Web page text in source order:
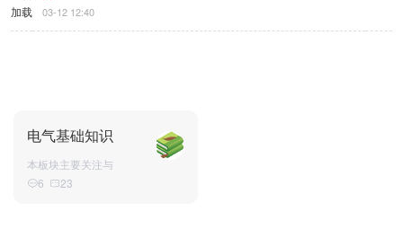
加载
03-12 12:40
电气基础知识
本板块主要关注与
电气基础知识
6 23